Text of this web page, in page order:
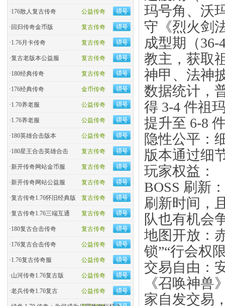
公益传奇
·176散人复古传奇
复古传奇
· 回归传奇金币版
复古传奇
·1.76月卡传奇
复古传奇
·复古老版本公益服
复古传奇
·180经典传奇
金币传奇
·176经典传奇
公益传奇
·1.70养老服
公益传奇
·1.76养老服
公益传奇
·180英雄合击版本
复古传奇
·180星王合击英雄合击
复古传奇
·新开传奇网站金币服
复古传奇
·新开传奇网站公益服
复古传奇
·复古传奇1.76怀旧经典版
复古传奇
·复古传奇1.76三端互通
复古传奇
·180复古合击传奇
公益传奇
·176复古合击传奇
公益传奇
·1.76复古传奇服
公益传奇
·山河传奇1.76复古版
公益传奇
·老兵传奇1.76复古
玛号角、沃
守《烈火剑
成型期（
教主，获取
神甲、法神
数据统计，
得 3-4 件祖
提升至 6-8
隐性公平：
版本通过细
玩家权益：
BOSS 刷新
刷新时间，
队也有机会
地图开放：
锁”“行会权
交易自由：
《召唤神兽
家自发交易